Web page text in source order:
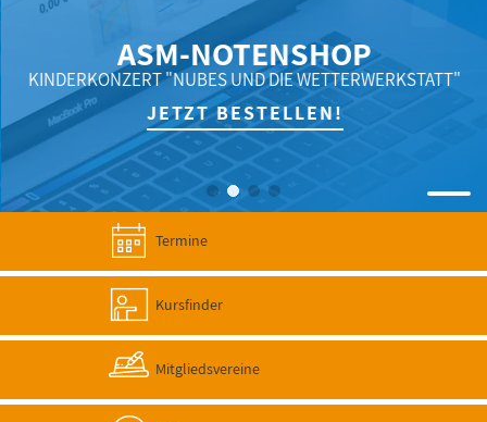
ASM-NOTENSHOP
KINDERKONZERT "NUBES UND DIE WETTERWERKSTATT"
JETZT BESTELLEN!
Termine
Kursfinder
Mitgliedsvereine